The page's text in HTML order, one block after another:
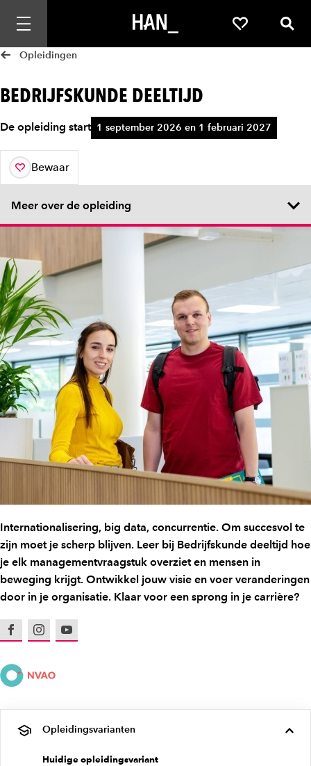
Mobiele navigatie openen Favorieten
Opleidingen
BEDRIJFSKUNDE DEELTIJD
De opleiding start 1 september 2026 en 1 februari 2027
Bewaar
aan je favorieten
Meer over de opleiding
Internationalisering, big data, concurrentie. Om succesvol te
zijn moet je scherp blijven. Leer bij Bedrijfskunde deeltijd hoe
je elk managementvraagstuk overziet en mensen in
beweging krijgt. Ontwikkel jouw visie en voer veranderingen
door in je organisatie. Klaar voor een sprong in je carrière?
FacebookInstagramYoutube
Opleidingsvarianten
Huidige opleidingsvariant